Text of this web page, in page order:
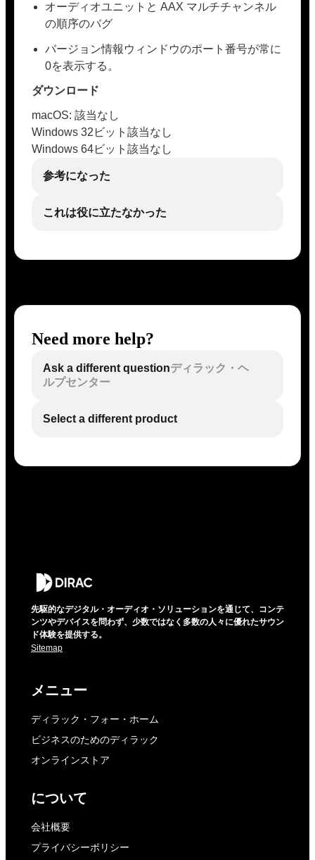
オーディオユニットと AAX マルチチャンネル
の順序のバグ
バージョン情報ウィンドウのポート番号が常に
0を表示する。
ダウンロード
macOS: 該当なし
Windows 32ビット該当なし
Windows 64ビット該当なし
参考になった
これは役に立たなかった
Need more help?
Ask a different questionディラック・ヘ
ルプセンター
Select a different product
先駆的なデジタル・オーディオ・ソリューションを通じて、コンテ
ンツやデバイスを問わず、少数ではなく多数の人々に優れたサウン
ド体験を提供する。
Sitemap
メニュー
ディラック・フォー・ホーム
ビジネスのためのディラック
オンラインストア
について
会社概要
プライバシーポリシー